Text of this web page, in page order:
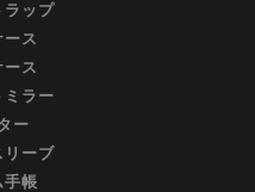
ラップ
ース
ース
ミラー
ー
リーブ
手帳